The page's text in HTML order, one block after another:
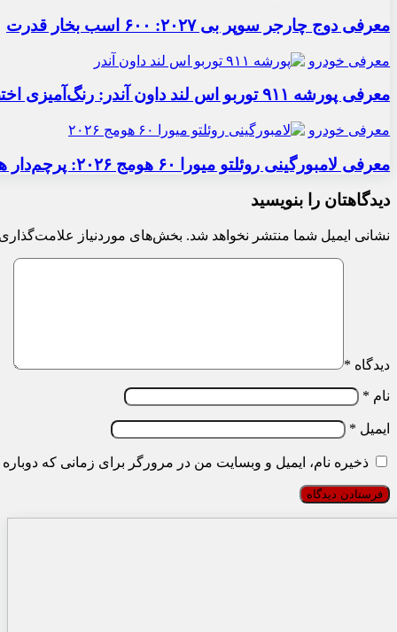
معرفی دوج چارجر سوپر بی ۲۰۲۷: ۶۰۰ اسب بخار قدرت
معرفی خودرو
معرفی پورشه ۹۱۱ توربو اس لند داون آندر: رنگ‌آمیزی اختصاصی
معرفی خودرو
معرفی لامبورگینی روئلتو میورا ۶۰ هومج ۲۰۲۶: پرچم‌دار هیبریدی
دیدگاهتان را بنویسید
نشانی ایمیل شما منتشر نخواهد شد. بخش‌های موردنیاز
دیدگاه *
نام *
ایمیل *
ذخیره نام، ایمیل و وبسایت من در مرورگر برای زمانی که